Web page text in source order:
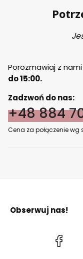
Porozmawiaj z
do 15:00.
Zadzwoń do nas:
+48 884
Cena za połączenie wg
Obserwuj nas!